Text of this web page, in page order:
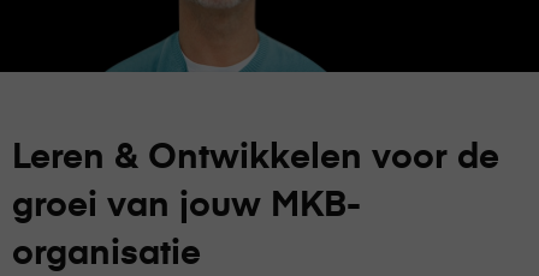
Leren & Ontwikkelen voor de
groei van jouw MKB-
organisatie